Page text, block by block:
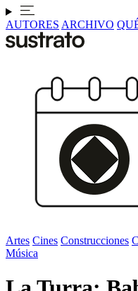
AUTORES ARCHIVO
Artes Cines Construcciones
Música